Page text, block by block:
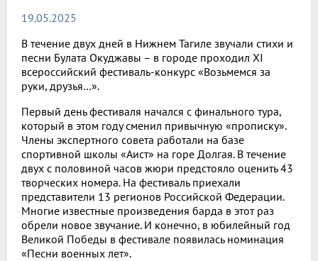
19.05.2025
В течение двух дней в Нижнем Тагиле звучали стихи и
песни Булата Окуджавы – в городе проходил XI
всероссийский фестиваль-конкурс «Возьмемся за
руки, друзья…».
Первый день фестиваля начался с финального тура,
который в этом году сменил привычную «прописку».
Члены экспертного совета работали на базе
спортивной школы «Аист» на горе Долгая. В течение
двух с половиной часов жюри предстояло оценить 43
творческих номера. На фестиваль приехали
представители 13 регионов Российской Федерации.
Многие известные произведения барда в этот раз
обрели новое звучание. И конечно, в юбилейный год
Великой Победы в фестивале появилась номинация
«Песни военных лет».